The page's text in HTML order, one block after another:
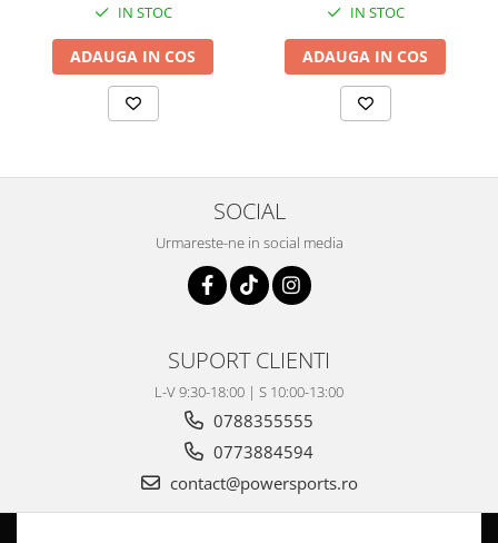
Sistem de Răcire
Pompe Apa
IN STOC
ADAUGA IN COS
IN STOC
ADAUGA IN COS
SOCIAL
Urmareste-ne in social media
SUPORT CLIENTI
L-V 9:30-18:00 | S 10:00-13:00
0788355555
0773884594
contact@powersports.ro